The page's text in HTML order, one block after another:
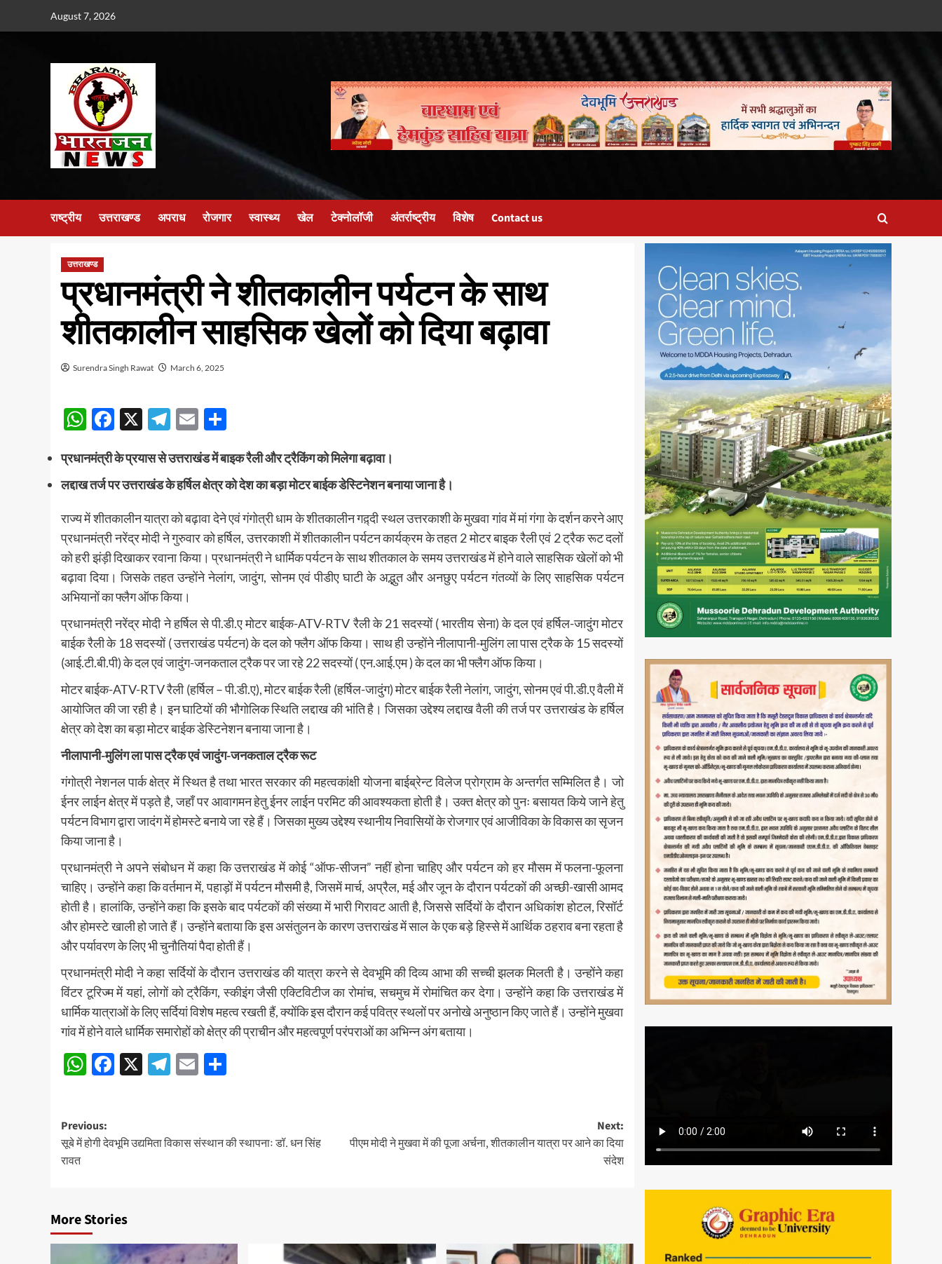
August 7, 2026
राष्ट्रीय उत्तराखण्ड अपराध रोजगार स्वास्थ्य खेल टेक्नोलॉजी अंतर्राष्ट्रीय विशेष Contact us
उत्तराखण्ड
प्रधानमंत्री ने शीतकालीन पर्यटन के साथ
शीतकालीन साहसिक खेलों को दिया बढ़ावा
Surendra Singh Rawat March 6, 2025
WhatsApp
Facebook
X Telegram
Email
प्रधानमंत्री के प्रयास से उत्तराखंड में बाइक रैली और ट्रैकिंग को मिलेगा बढ़ावा।
लद्दाख तर्ज पर उत्तराखंड के हर्षिल क्षेत्र को देश का बड़ा मोटर बाईक डेस्टिनेशन बनाया जाना है।
राज्य में शीतकालीन यात्रा को बढ़ावा देने एवं गंगोत्री धाम के शीतकालीन गद़्दी स्थल उत्तरकाशी के मुखवा गांव में मां गंगा के दर्शन करने आए
प्रधानमंत्री नरेंद्र मोदी ने गुरुवार को हर्षिल, उत्तरकाशी में शीतकालीन पर्यटन कार्यक्रम के तहत 2 मोटर बाइक रैली एवं 2 ट्रैक रूट दलों
को हरी झंड़ी दिखाकर रवाना किया। प्रधानमंत्री ने धार्मिक पर्यटन के साथ शीतकाल के समय उत्तराखंड में होने वाले साहसिक खेलों को भी
बढ़ावा दिया। जिसके तहत उन्होंने नेलांग, जादुंग, सोनम एवं पीडीए घाटी के अद्भुत और अनछुए पर्यटन गंतव्यों के लिए साहसिक पर्यटन
अभियानों का फ्लैग ऑफ किया।
प्रधानमंत्री नरेंद्र मोदी ने हर्षिल से पी.डी.ए मोटर बाईक-ATV-RTV रैली के 21 सदस्यों ( भारतीय सेना) के दल एवं हर्षिल-जादुंग मोटर
बाईक रैली के 18 सदस्यों ( उत्तराखंड पर्यटन) के दल को फ्लैग ऑफ किया। साथ ही उन्होंने नीलापानी-मुलिंग ला पास ट्रैक के 15 सदस्यों
(आई.टी.बी.पी) के दल एवं जादुंग-जनकताल ट्रैक पर जा रहे 22 सदस्यों ( एन.आई.एम ) के दल का भी फ्लैग ऑफ किया।
मोटर बाईक-ATV-RTV रैली (हर्षिल – पी.डी.ए), मोटर बाईक रैली (हर्षिल-जादुंग) मोटर बाईक रैली नेलांग, जादुंग, सोनम एवं पी.डी.ए वैली में
आयोजित की जा रही है। इन घाटियों की भौगोलिक स्थिति लद्दाख की भांति है। जिसका उद्देश्य लद्दाख वैली की तर्ज पर उत्तराखंड के हर्षिल
क्षेत्र को देश का बड़ा मोटर बाईक डेस्टिनेशन बनाया जाना है।
नीलापानी-मुलिंग ला पास ट्रैक एवं जादुंग-जनकतालट्रैक रूट
गंगोत्री नेशनल पार्क क्षेत्र में स्थित है तथा भारत सरकार की महत्वकांक्षी योजना बाईब्रेन्ट विलेज प्रोग्राम के अन्तर्गत सम्मिलित है। जो
ईनर लाईन क्षेत्र में पड़ते है, जहाँ पर आवागमन हेतु ईनर लाईन परमिट की आवश्यकता होती है। उक्त क्षेत्र को पुनः बसायत किये जाने हेतु
पर्यटन विभाग द्वारा जादंग में होमस्टे बनाये जा रहे हैं। जिसका मुख्य उद्देश्य स्थानीय निवासियों के रोजगार एवं आजीविका के विकास का सृजन
किया जाना है।
प्रधानमंत्री ने अपने संबोधन में कहा कि उत्तराखंड में कोई “ऑफ-सीजन” नहीं होना चाहिए और पर्यटन को हर मौसम में फलना-फूलना
चाहिए। उन्होंने कहा कि वर्तमान में, पहाड़ों में पर्यटन मौसमी है, जिसमें मार्च, अप्रैल, मई और जून के दौरान पर्यटकों की अच्छी-खासी आमद
होती है। हालांकि, उन्होंने कहा कि इसके बाद पर्यटकों की संख्या में भारी गिरावट आती है, जिससे सर्दियों के दौरान अधिकांश होटल, रिसॉर्ट
और होमस्टे खाली हो जाते हैं। उन्होंने बताया कि इस असंतुलन के कारण उत्तराखंड में साल के एक बड़े हिस्से में आर्थिक ठहराव बना रहता है
और पर्यावरण के लिए भी चुनौतियां पैदा होती हैं।
प्रधानमंत्री मोदी ने कहा सर्दियों के दौरान उत्तराखंड की यात्रा करने से देवभूमि की दिव्य आभा की सच्ची झलक मिलती है। उन्होंने कहा
विंटर टूरिज्म में यहां, लोगों को ट्रैकिंग, स्कीइंग जैसी एक्टिविटीज का रोमांच, सचमुच में रोमांचित कर देगा। उन्होंने कहा कि उत्तराखंड में
धार्मिक यात्राओं के लिए सर्दियां विशेष महत्व रखती हैं, क्योंकि इस दौरान कई पवित्र स्थलों पर अनोखे अनुष्ठान किए जाते हैं। उन्होंने मुखवा
गांव में होने वाले धार्मिक समारोहों को क्षेत्र की प्राचीन और महत्‍वपूर्ण परंपराओं का अभिन्न अंग बताया।
WhatsApp
Facebook
X Telegram
Email
Post
navigation
Previous:
सूबे में होगी देवभूमि उद्यमिता विकास संस्थान की स्थापनाः डॉ. धन सिंह
रावत
Next:
पीएम मोदी ने मुखवा में की पूजा अर्चना, शीतकालीन यात्रा पर आने का दिया
संदेश
More Stories